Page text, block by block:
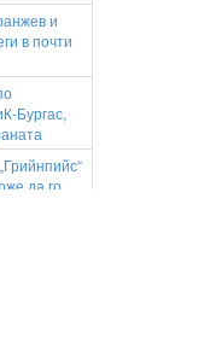
и
в почти
Бургас,
да го